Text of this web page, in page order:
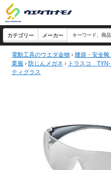
電動工具のウエダ金物 › 腰袋・安全
業服 › 防じんメガネ › トラスコ
ティグラス